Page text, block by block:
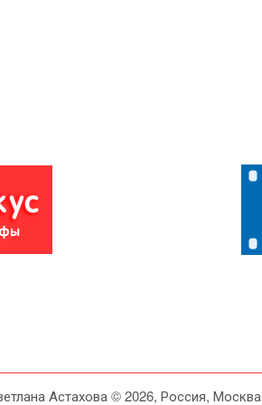
Астахова © 2026, Россия, Москва